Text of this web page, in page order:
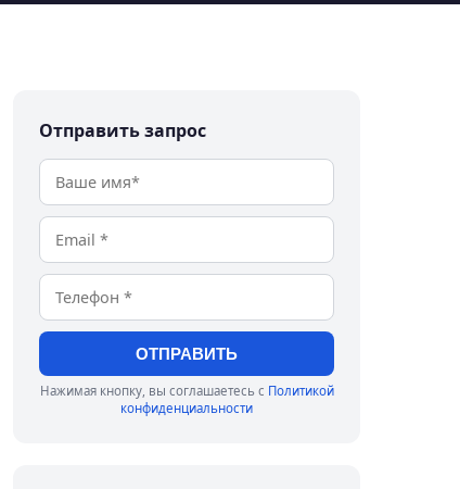
Отправить запрос
ОТПРАВИТЬ
Нажимая кнопку, вы соглашаетесь с Политикой
конфиденциальности